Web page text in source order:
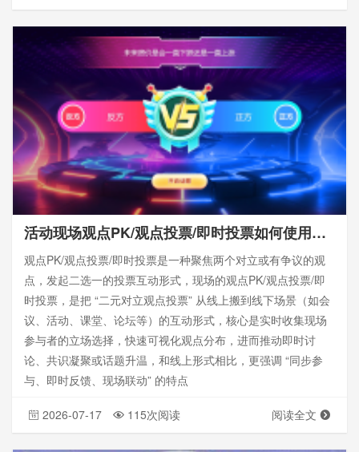
活动现场观点PK/观点投票/即时投票如何使用？有哪些观点话题？附带设置教程
观点PK/观点投票/即时投票是一种聚焦两个对立或有争议的观
点，发起二选一的投票互动形式，现场的观点PK/观点投票/即
时投票，是把 “二元对立观点投票” 从线上搬到线下场景（如会
议、活动、课堂、论坛等）的互动形式，核心是实时收集现场
参与者的立场选择，快速可视化观点分布，进而推动即时讨
论、共识凝聚或话题升温，和线上形式相比，更强调 “同步参
与、即时反馈、现场联动” 的特点
2026-07-17 115次阅读 阅读全文